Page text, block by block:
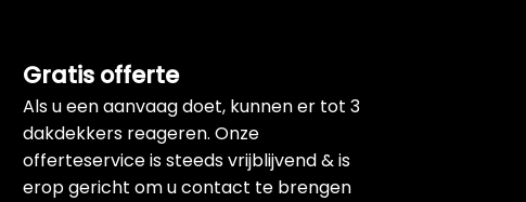
Gratis offerte
Als u een aanvaag doet, kunnen er tot 3
dakdekkers reageren. Onze
offerteservice is steeds vrijblijvend & is
erop gericht om u contact te brengen